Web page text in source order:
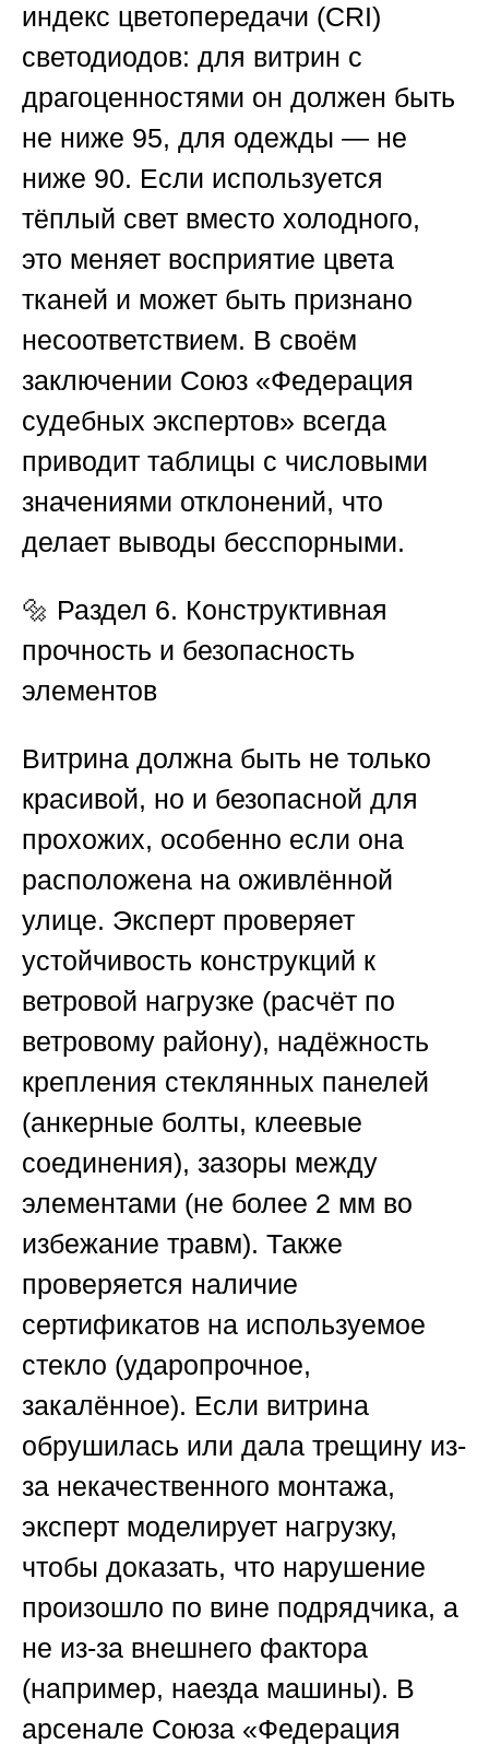
индекс цветопередачи (CRI)
светодиодов: для витрин с
драгоценностями он должен быть
не ниже 95, для одежды — не
ниже 90. Если используется
тёплый свет вместо холодного,
это меняет восприятие цвета
тканей и может быть признано
несоответствием. В своём
заключении Союз «Федерация
судебных экспертов» всегда
приводит таблицы с числовыми
значениями отклонений, что
делает выводы бесспорными.
🔩 Раздел 6. Конструктивная
прочность и безопасность
элементов
Витрина должна быть не только
красивой, но и безопасной для
прохожих, особенно если она
расположена на оживлённой
улице. Эксперт проверяет
устойчивость конструкций к
ветровой нагрузке (расчёт по
ветровому району), надёжность
крепления стеклянных панелей
(анкерные болты, клеевые
соединения), зазоры между
элементами (не более 2 мм во
избежание травм). Также
проверяется наличие
сертификатов на используемое
стекло (ударопрочное,
закалённое). Если витрина
обрушилась или дала трещину из-
за некачественного монтажа,
эксперт моделирует нагрузку,
чтобы доказать, что нарушение
произошло по вине подрядчика, а
не из-за внешнего фактора
(например, наезда машины). В
арсенале Союза «Федерация